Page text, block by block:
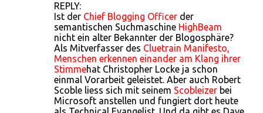
REPLY:
Ist der Chief Blogging Officer der
semantischen Suchmaschine HighBeam
nicht ein alter Bekannter der Blogosphäre?
Als Mitverfasser des Cluetrain Manifesto,
Menschen erkennen einander am Klang ihrer
Stimmehat Christopher Locke ja schon
einmal Vorarbeit geleistet. Aber auch Robert
Scoble liess sich mit seinem Scobleizer bei
Microsoft anstellen und fungiert dort heute